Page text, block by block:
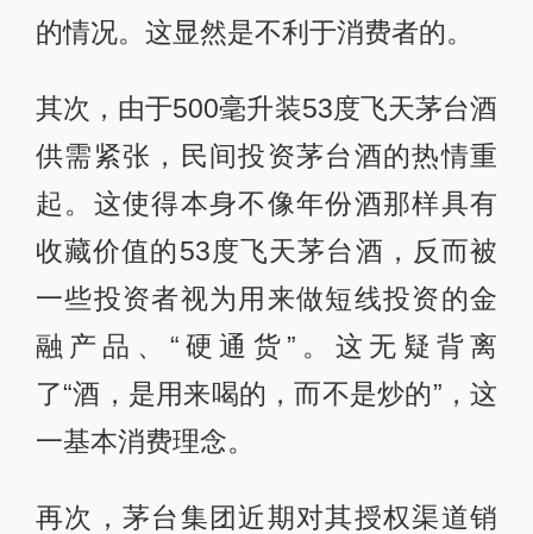
的情况。这显然是不利于消费者的。
其次，由于500毫升装53度飞天茅台酒
供需紧张，民间投资茅台酒的热情重
起。这使得本身不像年份酒那样具有
收藏价值的53度飞天茅台酒，反而被
一些投资者视为用来做短线投资的金
融产品、“硬通货”。这无疑背离
了“酒，是用来喝的，而不是炒的”，这
一基本消费理念。
再次，茅台集团近期对其授权渠道销